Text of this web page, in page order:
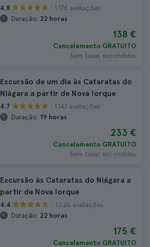
4.8
1.176 avaliações
Duração: 22 horas
138 €
Cancelamento GRATUITO
Sem taxas escondidas
Excursão de um dia às Cataratas do
Niágara a partir de Nova Iorque
4.7
1.141 avaliações
Duração: 19 horas
233 €
Cancelamento GRATUITO
Sem taxas escondidas
Excursão às Cataratas do Niágara a
partir de Nova Iorque
4.4
1.326 avaliações
Duração: 22 horas
175 €
Cancelamento GRATUITO